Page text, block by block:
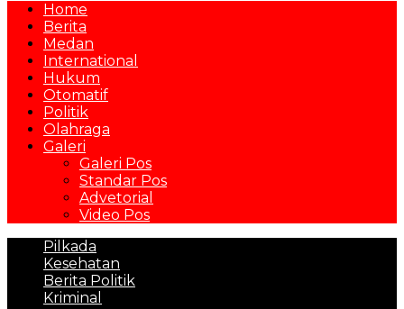
Home
Berita
Medan
International
Hukum
Otomatif
Politik
Olahraga
Galeri
Galeri Pos
Standar Pos
Advetorial
Video Pos
Pilkada
Kesehatan
Berita Politik
Kriminal